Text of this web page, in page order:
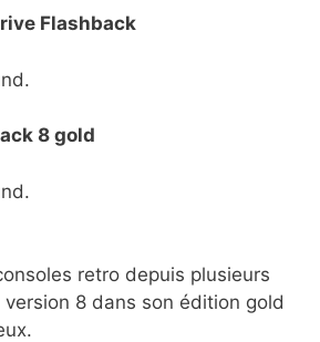
Flashback
8 gold
retro depuis plusieurs
8 dans son édition gold